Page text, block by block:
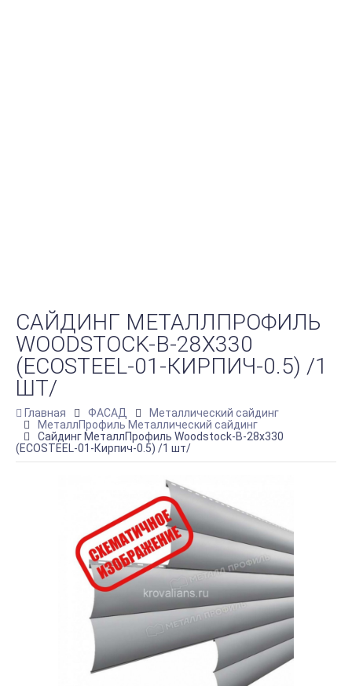
САЙДИНГ МЕТАЛЛПРОФИЛЬ
WOODSTOCK-В-28Х330
(ECOSTEEL-01-КИРПИЧ-0.5) /1
ШТ/
Главная ФАСАД
Металлический сайдинг
МеталлПрофиль Металлический сайдинг
Сайдинг МеталлПрофиль Woodstock-В-28х330
(ECOSTEEL-01-Кирпич-0.5) /1 шт/